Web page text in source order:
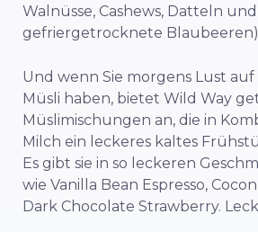
Walnüsse, Cashews, Datteln und
gefriergetrocknete
Und wenn Sie morgens Lust
Müsli haben, bietet Wild Way
Müslimischungen an, die in
Milch ein leckeres kaltes
Es gibt sie in so leckeren
wie Vanilla Bean Espresso,
Dark Chocolate Strawberry.